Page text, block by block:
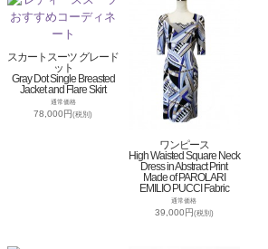
スカートスーツ グレード
ット
Gray Dot Single Breasted
Jacket and Flare Skirt
通常価格
78,000円(税別)
ワンピース
High Waisted Square Neck
Dress in Abstract Print
Made of PAROLARI
EMILIO PUCCI Fabric
通常価格
39,000円(税別)